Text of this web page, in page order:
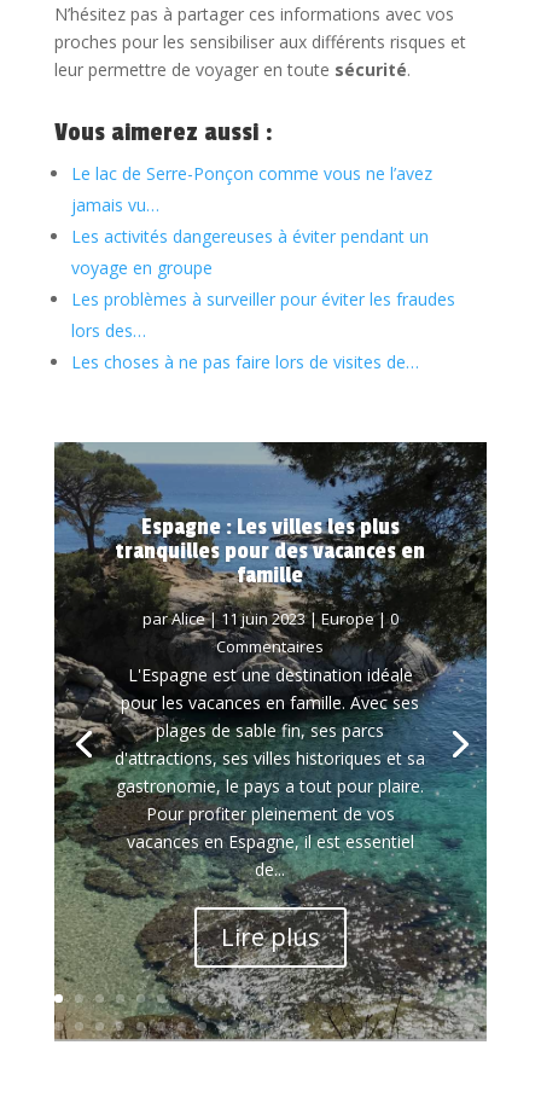
N’hésitez pas à partager ces informations avec vos
proches pour les sensibiliser aux différents risques et
leur permettre de voyager en toute sécurité.
Vous aimerez aussi :
Le lac de Serre-Ponçon comme vous ne l’avez
jamais vu…
Les activités dangereuses à éviter pendant un
voyage en groupe
Les problèmes à surveiller pour éviter les fraudes
lors des…
Les choses à ne pas faire lors de visites de…
Espagne : Les villes les plus
tranquilles pour des vacances en
famille
parAlice|11 juin 2023|Europe| 0
Commentaires
L'Espagne est une destination idéale
pour les vacances en famille. Avec ses
plages de sable fin, ses parcs
d'attractions, ses villes historiques et sa
gastronomie, le pays a tout pour plaire.
Pour profiter pleinement de vos
vacances en Espagne, il est essentiel
de...
Lire plus